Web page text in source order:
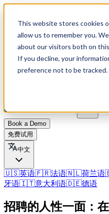
This website stores cookies
allow us to remember you.
about our visitors both on
If you decline, your
preference not to be tracked.
Book a Demo
免费试用
中文
Book a Demo
免费试用
中文
🇺🇸英语🇫🇷法语🇳🇱荷兰语
牙语🇮🇹意大利语🇩🇪德语
招聘的人性一面：